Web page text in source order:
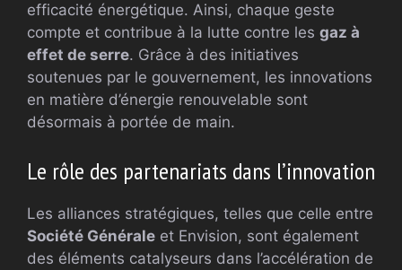
efficacité énergétique. Ainsi, chaque geste
compte et contribue à la lutte contre les gaz à
effet de serre. Grâce à des initiatives
soutenues par le gouvernement, les innovations
en matière d’énergie renouvelable sont
désormais à portée de main.
Le rôle des partenariats dans l’innovation
Les alliances stratégiques, telles que celle entre
Société Générale et Envision, sont également
des éléments catalyseurs dans l’accélération de